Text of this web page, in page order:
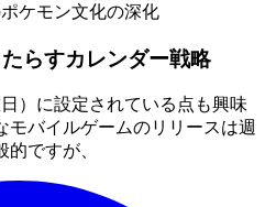
ケモン文化の深化
らすカレンダー戦略
）に設定されている点も興味
モバイルゲームのリリースは週
ですが、